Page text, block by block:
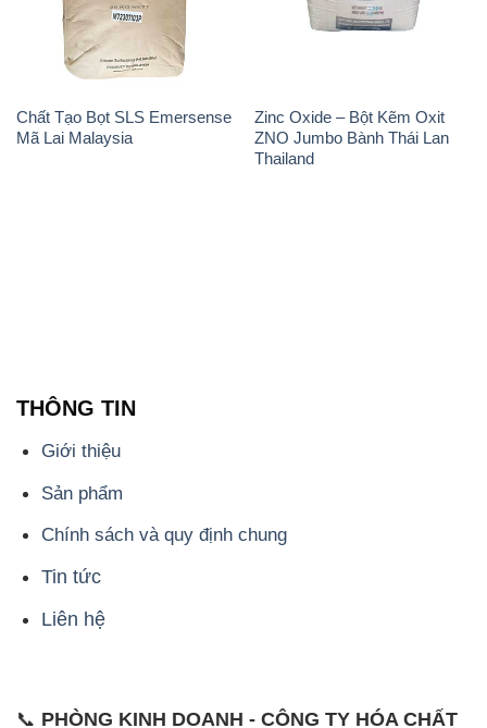
Mã Lai Malaysia
ZNO Jumbo Bành Thái Lan
Thailand
Chính sách và quy định chung
Tin tức
Liên hệ
📞
PHÒNG KINH DOANH - CÔNG TY HÓA CHẤT
ĐẮC TRƯỜNG PHÁT